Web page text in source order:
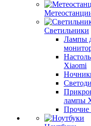
Светильники
Лампы
Xiaomi
лампы
Прочие